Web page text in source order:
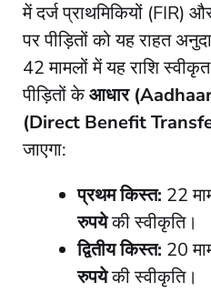
में दर्ज प्राथमिकियों (FIR)
पर पीड़ितों को यह राहत
42 मामलों में यह राशि
पीड़ितों केआधार
(Direct Benefit
जाएगा:
प्रथम किस्त: 22
रुपयेकी स्वीकृति।
द्वितीय किस्त: 20
रुपयेकी स्वीकृति।